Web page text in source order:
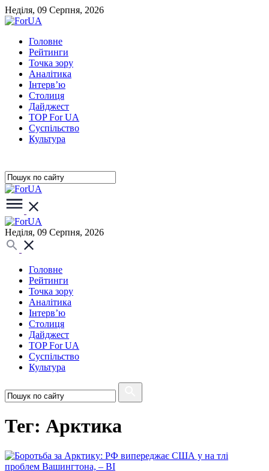
Неділя, 09 Серпня, 2026
Головне
Рейтинги
Точка зору
Аналітика
Інтерв’ю
Столиця
Дайджест
TOP For UA
Суспiльство
Культура
Неділя, 09 Серпня, 2026
Головне
Рейтинги
Точка зору
Аналітика
Інтерв’ю
Столиця
Дайджест
TOP For UA
Суспiльство
Культура
Тег: Арктика